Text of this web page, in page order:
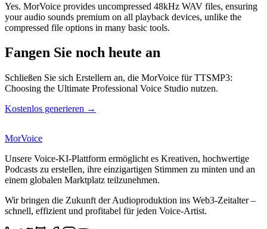
Yes. MorVoice provides uncompressed 48kHz WAV files, ensuring
your audio sounds premium on all playback devices, unlike the
compressed file options in many basic tools.
Fangen Sie noch heute an
Schließen Sie sich Erstellern an, die MorVoice für TTSMP3:
Choosing the Ultimate Professional Voice Studio nutzen.
Kostenlos generieren →
MorVoice
Unsere Voice-KI-Plattform ermöglicht es Kreativen, hochwertige
Podcasts zu erstellen, ihre einzigartigen Stimmen zu minten und an
einem globalen Marktplatz teilzunehmen.
Wir bringen die Zukunft der Audioproduktion ins Web3-Zeitalter –
schnell, effizient und profitabel für jeden Voice-Artist.